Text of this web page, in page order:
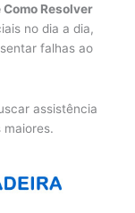
Resolver
no dia a dia,
falhas ao
assistência